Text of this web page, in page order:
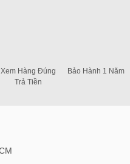
Xem Hàng Đúng
Trả Tiền
Bảo Hành 1 Năm